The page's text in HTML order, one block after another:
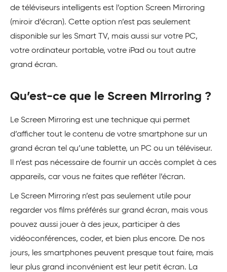
de téléviseurs intelligents est l’option Screen Mirroring
(miroir d’écran). Cette option n’est pas seulement
disponible sur les Smart TV, mais aussi sur votre PC,
votre ordinateur portable, votre iPad ou tout autre
grand écran.
Qu’est-ce que le Screen Mirroring ?
Le Screen Mirroring est une technique qui permet
d’afficher tout le contenu de votre smartphone sur un
grand écran tel qu’une tablette, un PC ou un téléviseur.
Il n’est pas nécessaire de fournir un accès complet à ces
appareils, car vous ne faites que refléter l’écran.
Le Screen Mirroring n’est pas seulement utile pour
regarder vos films préférés sur grand écran, mais vous
pouvez aussi jouer à des jeux, participer à des
vidéoconférences, coder, et bien plus encore. De nos
jours, les smartphones peuvent presque tout faire, mais
leur plus grand inconvénient est leur petit écran. La